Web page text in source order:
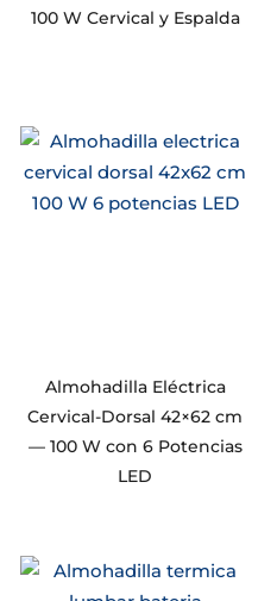
100 W Cervical y Espalda
Almohadilla Eléctrica
Cervical-Dorsal 42×62 cm
— 100 W con 6 Potencias
LED